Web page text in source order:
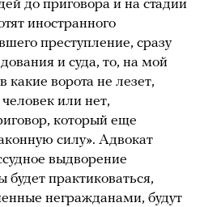
до приговора и на стадии
иностранного
преступление, сразу
и суда, то, на мой
какие ворота не лезет,
или нет,
который еще
силу». Адвокат
выдворение
будет практиковаться,
негражданами, будут